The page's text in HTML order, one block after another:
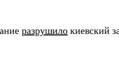
разрушило киевский